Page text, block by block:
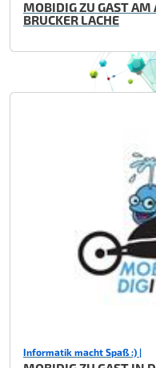
MOBIDIG ZU GAST
BRUCKER LACHE
Informatik macht Spaß :) |